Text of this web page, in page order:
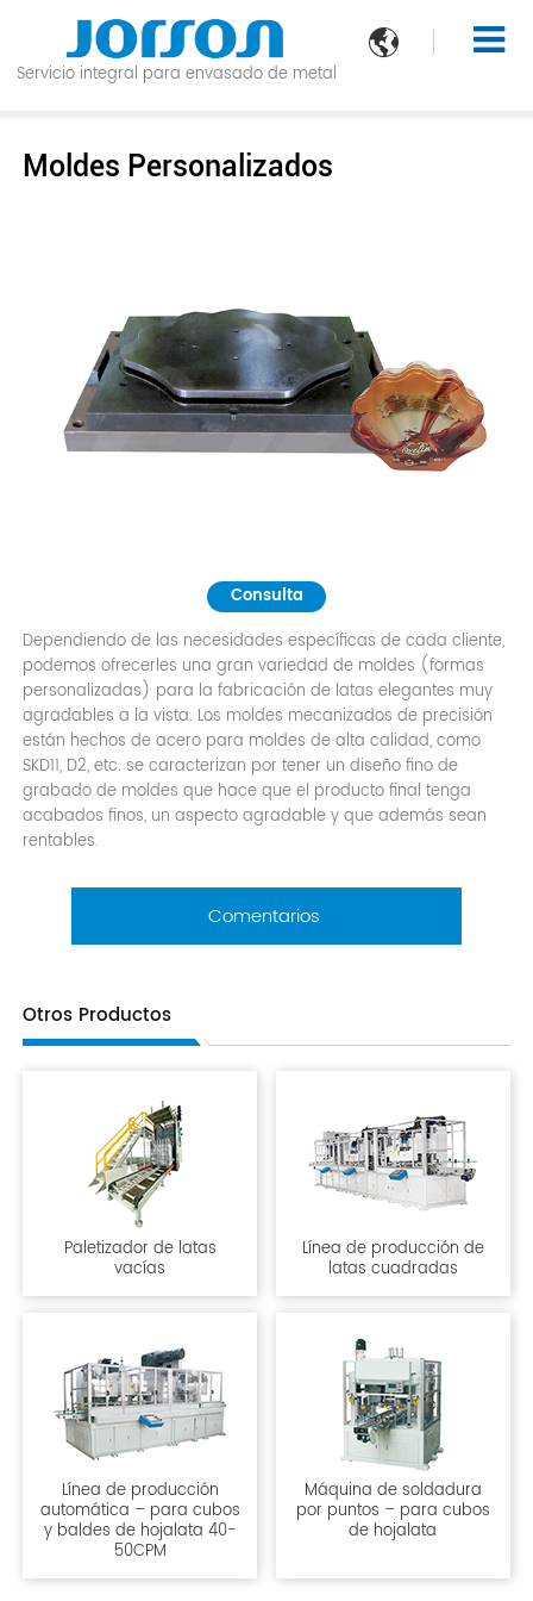

Servicio integral para envasado de metal
Moldes Personalizados
Consulta
Dependiendo de las necesidades específicas de cada cliente,
podemos ofrecerles una gran variedad de moldes (formas
personalizadas) para la fabricación de latas elegantes muy
agradables a la vista. Los moldes mecanizados de precisión
están hechos de acero para moldes de alta calidad, como
SKD11, D2, etc. se caracterizan por tener un diseño fino de
grabado de moldes que hace que el producto final tenga
acabados finos, un aspecto agradable y que además sean
rentables.
Comentarios
Otros Productos
Paletizador de latas
vacías
Línea de producción de
latas cuadradas
Línea de producción
automática – para cubos
y baldes de hojalata 40-
50CPM
Máquina de soldadura
por puntos – para cubos
de hojalata